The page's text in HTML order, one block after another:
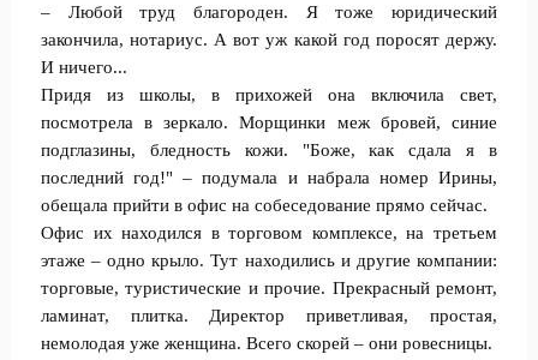
– Любой труд благороден. Я тоже юридический
закончила, нотариус. А вот уж какой год поросят держу.
И ничего...
Придя из школы, в прихожей она включила свет,
посмотрела в зеркало. Морщинки меж бровей, синие
подглазины, бледность кожи. "Боже, как сдала я в
последний год!" – подумала и набрала номер Ирины,
обещала прийти в офис на собеседование прямо сейчас.
Офис их находился в торговом комплексе, на третьем
этаже – одно крыло. Тут находились и другие компании:
торговые, туристические и прочие. Прекрасный ремонт,
ламинат, плитка. Директор приветливая, простая,
немолодая уже женщина. Всего скорей – они ровесницы.